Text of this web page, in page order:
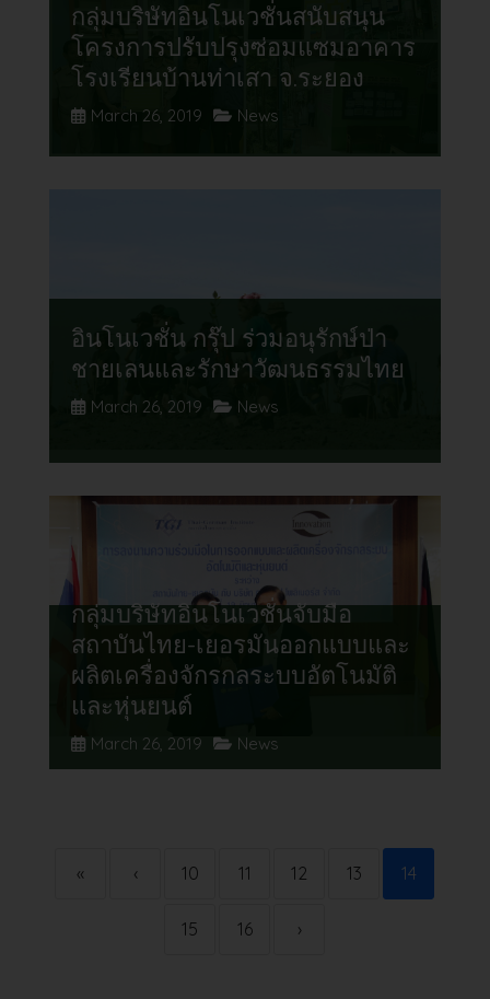
กลุ่มบริษัทอินโนเวชั่นสนับสนุน
โครงการปรับปรุงซ่อมแซมอาคาร
โรงเรียนบ้านท่าเสา จ.ระยอง
March 26, 2019 News
อินโนเวชั่น กรุ๊ป ร่วมอนุรักษ์ป่า
ชายเลนและรักษาวัฒนธรรมไทย
March 26, 2019 News
กลุ่มบริษัทอินโนเวชั่นจับมือ
สถาบันไทย-เยอรมันออกแบบและ
ผลิตเครื่องจักรกลระบบอัตโนมัติ
และหุ่นยนต์
March 26, 2019 News
« ‹ 10 11 12 13 14
15 16 ›